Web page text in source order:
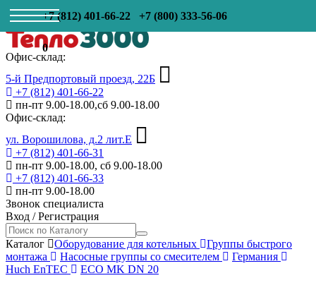
+7 (812) 401-66-22 +7 (800) 333-56-06
0
Офис-склад:
5-й Предпортовый проезд, 22Б
+7 (812) 401-66-22
пн-пт 9.00-18.00,сб 9.00-18.00
Офис-склад:
ул. Ворошилова, д.2 лит.Е
+7 (812) 401-66-31
пн-пт 9.00-18.00, сб 9.00-18.00
+7 (812) 401-66-33
пн-пт 9.00-18.00
Звонок специалиста
Вход /Регистрация
Каталог Оборудование для котельных
Группы быстрого
монтажа
Насосные группы со смесителем
Германия
Huch EnTEC
ЕСО MK DN 20